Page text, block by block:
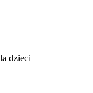
dzieci